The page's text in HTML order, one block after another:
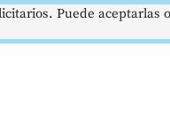
Puede aceptarlas